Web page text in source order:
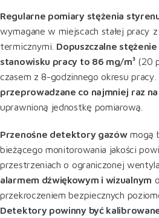
Regularne pomiary stężenia
wymagane w miejscach stałej pracy
termicznymi. Dopuszczalne
stanowisku pracy to 86 mg/m³(20
czasem z 8-godzinnego okresu pracy.
przeprowadzane co najmniej raz
uprawnioną jednostkę pomiarową
Przenośne detektory gazówmogą
bieżącego monitorowania jakości
przestrzeniach o ograniczonej
alarmem dźwiękowym i wizualnym
przekroczeniem bezpiecznych
Detektory powinny być